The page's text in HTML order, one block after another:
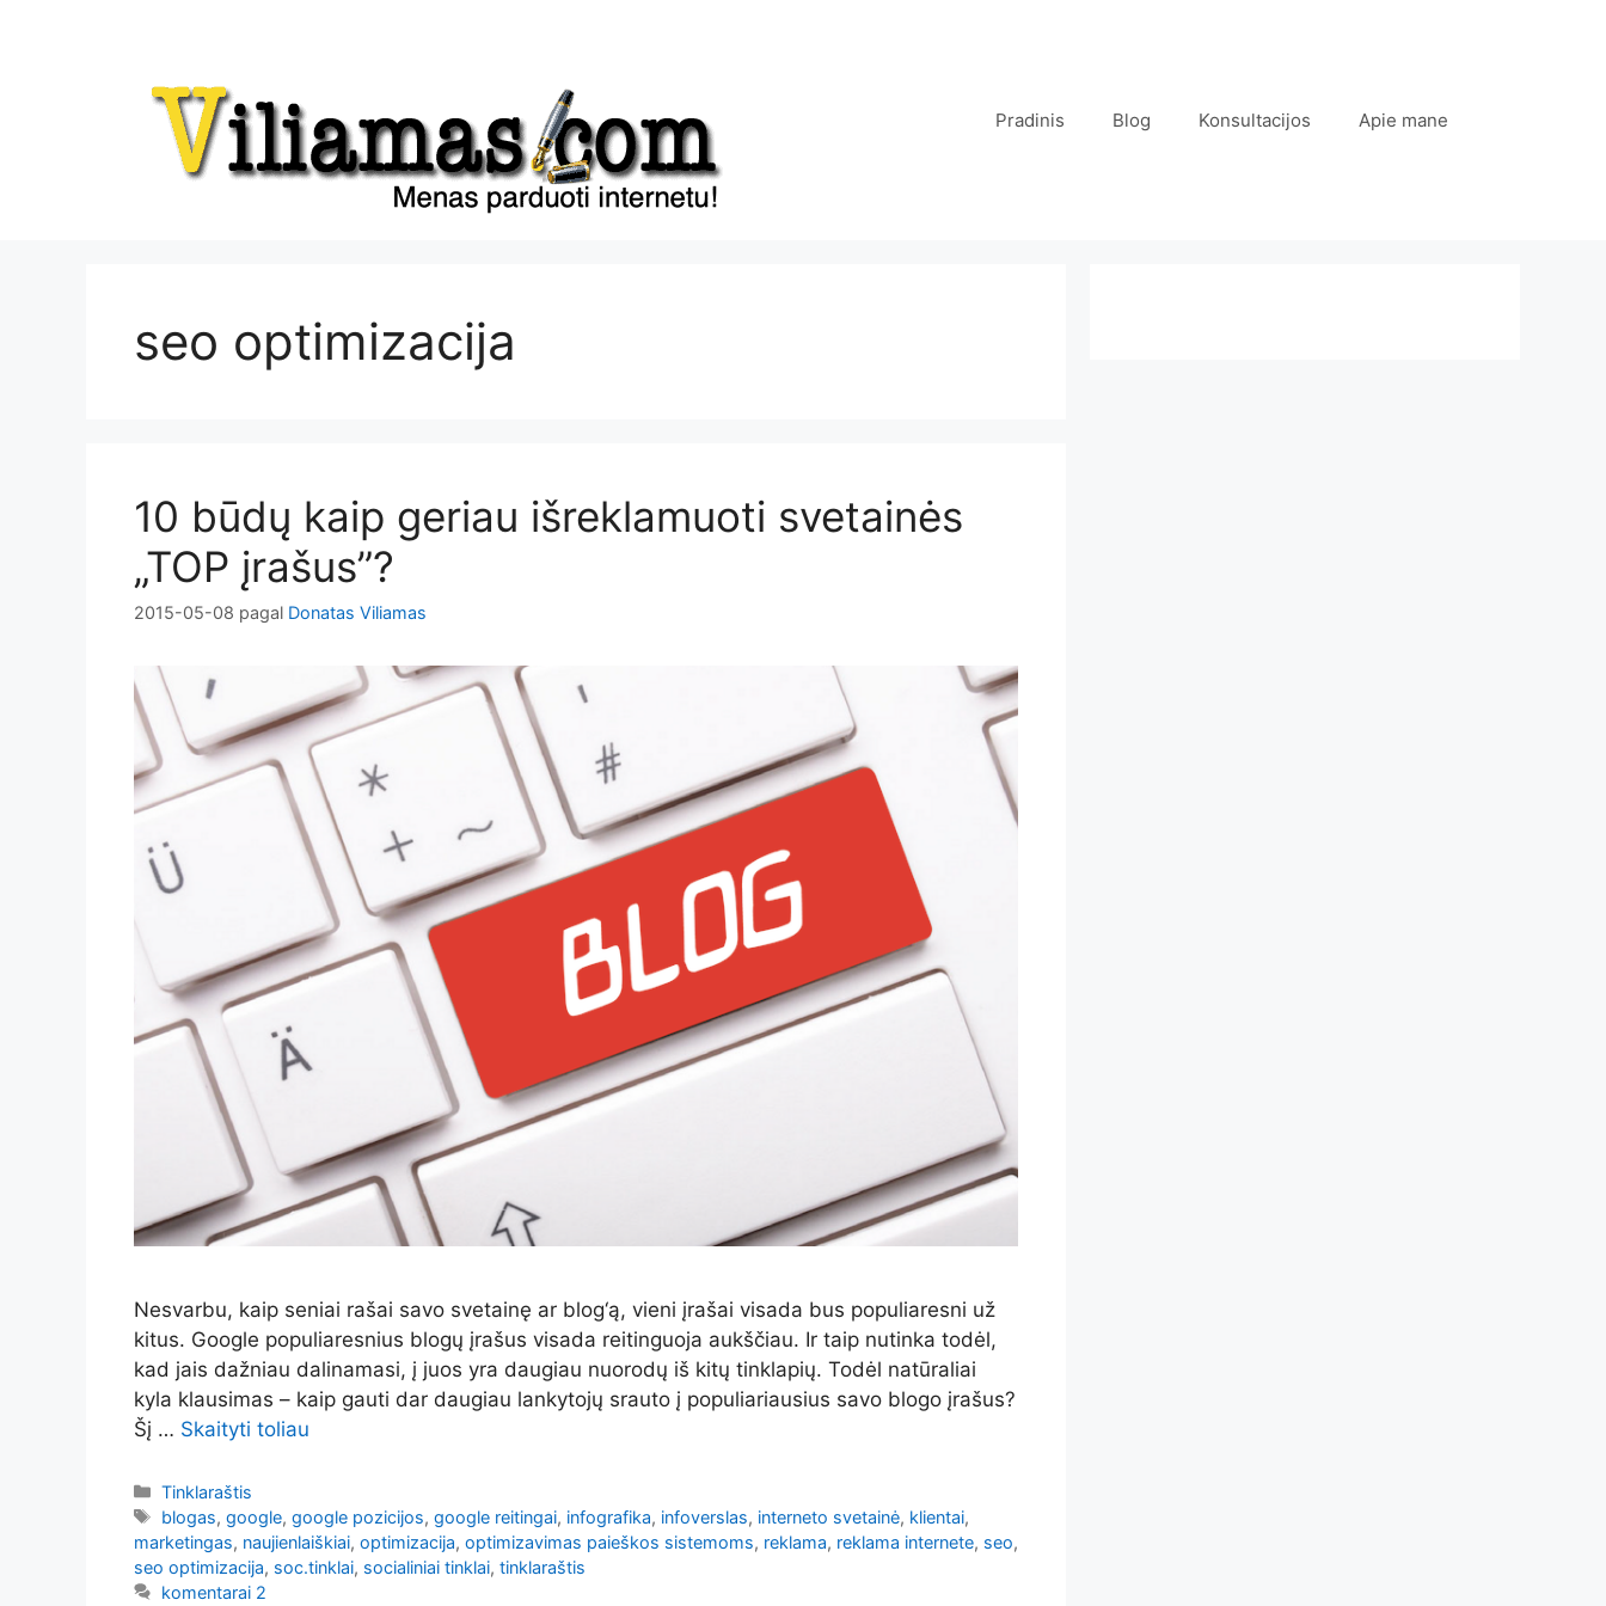
Pradinis Blog Konsultacijos Apie mane
seo optimizacija
10 būdų kaip geriau išreklamuoti svetainės
„TOP įrašus”?
2015-05-08 pagal Donatas Viliamas
Nesvarbu, kaip seniai rašai savo svetainę ar blog‘ą, vieni įrašai visada bus populiaresni už
kitus. Google populiaresnius blogų įrašus visada reitinguoja aukščiau. Ir taip nutinka todėl,
kad jais dažniau dalinamasi, į juos yra daugiau nuorodų iš kitų tinklapių. Todėl natūraliai
kyla klausimas – kaip gauti dar daugiau lankytojų srauto į populiariausius savo blogo įrašus?
Šį … Skaityti toliau
Kategorijos
Tinklaraštis
Žymos
blogas,google,google pozicijos,google reitingai, infografika, infoverslas, interneto svetainė, klientai,
marketingas, naujienlaiškiai, optimizacija, optimizavimas paieškos sistemoms, reklama, reklama internete, seo,
seo optimizacija, soc.tinklai, socialiniai tinklai, tinklaraštis
komentarai 2